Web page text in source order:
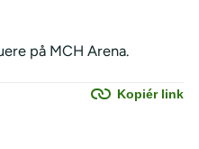
på MCH Arena.
Kopiér link